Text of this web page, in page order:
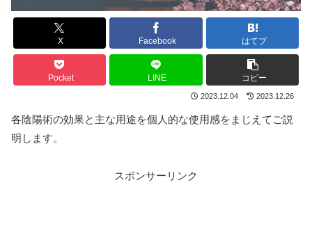
X Facebook はてブ
Pocket LINE コピー
2023.12.04 2023.12.26
各陰陽術の効果と主な用途を個人的な使用感をまじえてご説
明します。
スポンサーリンク